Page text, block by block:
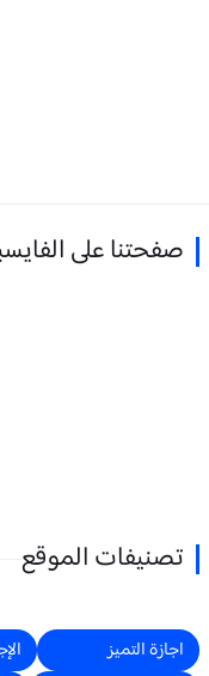
صفحتنا على
تصنيفات الموقع
اجازة التميز